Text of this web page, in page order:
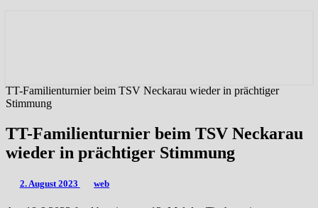
TT-Familienturnier beim TSV Neckarau wieder in prächtiger
Stimmung
TT-Familienturnier beim TSV Neckarau
wieder in prächtiger Stimmung
2. August 2023 web